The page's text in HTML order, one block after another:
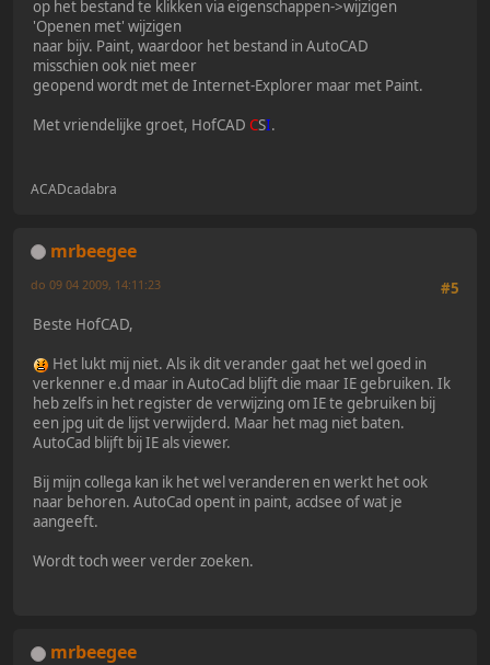
op het bestand te klikken via eigenschappen->wijzigen
'Openen met' wijzigen
naar bijv. Paint, waardoor het bestand in AutoCAD
misschien ook niet meer
geopend wordt met de Internet-Explorer maar met Paint.
Met vriendelijke groet, HofCAD CSI.
ACADcadabra
mrbeegee
#5
do 09 04 2009, 14:11:23
Beste HofCAD,
Het lukt mij niet. Als ik dit verander gaat het wel goed in
verkenner e.d maar in AutoCad blijft die maar IE gebruiken. Ik
heb zelfs in het register de verwijzing om IE te gebruiken bij
een jpg uit de lijst verwijderd. Maar het mag niet baten.
AutoCad blijft bij IE als viewer.
Bij mijn collega kan ik het wel veranderen en werkt het ook
naar behoren. AutoCad opent in paint, acdsee of wat je
aangeeft.
Wordt toch weer verder zoeken.
mrbeegee